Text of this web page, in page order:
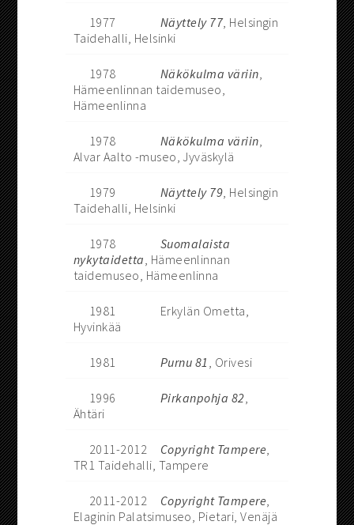
1977 Näyttely 77, Helsingin
Taidehalli, Helsinki
1978 Näkökulma väriin,
Hämeenlinnan taidemuseo,
Hämeenlinna
1978 Näkökulma väriin,
Alvar Aalto -museo, Jyväskylä
1979 Näyttely 79, Helsingin
Taidehalli, Helsinki
1978
Suomalaista
nykytaidetta, Hämeenlinnan
taidemuseo, Hämeenlinna
1981
Erkylän Ometta,
Hyvinkää
1981 Purnu 81 , Orivesi
1996 Pirkanpohja 82,
Ähtäri
2011-2012 Copyright Tampere,
TR1 Taidehalli, Tampere
2011-2012 Copyright Tampere,
Elaginin Palatsimuseo, Pietari, Venäjä